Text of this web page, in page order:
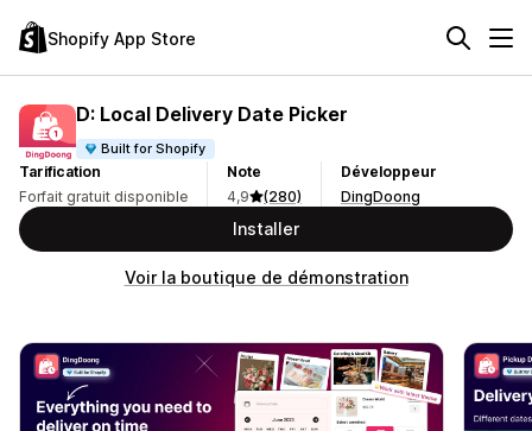
Shopify App Store
D: Local Delivery Date Picker
Built for Shopify
Tarification
Forfait gratuit disponible
Note
4,9
(280)
Développeur
DingDoong
Installer
Voir la boutique de démonstration